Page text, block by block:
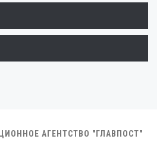
АГЕНТСТВО "ГЛАВПОСТ"